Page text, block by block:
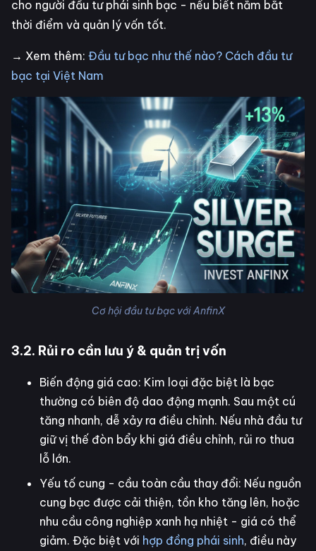
cho người đầu tư phái sinh bạc - nếu biết nắm bắt
thời điểm và quản lý vốn tốt.
→ Xem thêm: Đầu tư bạc như thế nào? Cách đầu tư
bạc tại Việt Nam
Cơ hội đầu tư bạc với AnfinX
3.2. Rủi ro cần lưu ý & quản trị vốn
Biến động giá cao: Kim loại đặc biệt là bạc
thường có biên độ dao động mạnh. Sau một cú
tăng nhanh, dễ xảy ra điều chỉnh. Nếu nhà đầu tư
giữ vị thế đòn bẩy khi giá điều chỉnh, rủi ro thua
lỗ lớn.
Yếu tố cung - cầu toàn cầu thay đổi: Nếu nguồn
cung bạc được cải thiện, tồn kho tăng lên, hoặc
nhu cầu công nghiệp xanh hạ nhiệt - giá có thể
giảm. Đặc biệt với hợp đồng phái sinh, điều này